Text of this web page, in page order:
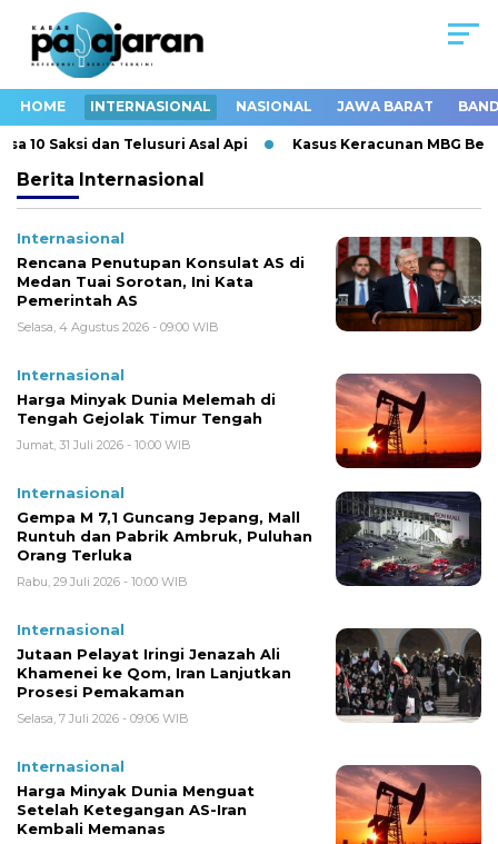
HOME INTERNASIONAL NASIONAL JAWA BARAT
Saksi dan Telusuri Asal Api Kasus Keracunan MBG
Berita Internasional
Internasional
Rencana Penutupan Konsulat AS di
Medan Tuai Sorotan, Ini Kata
Pemerintah AS
Selasa, 4 Agustus 2026 - 09:00 WIB
Internasional
Harga Minyak Dunia Melemah di
Tengah Gejolak Timur Tengah
Jumat, 31 Juli 2026 - 10:00 WIB
Internasional
Gempa M 7,1 Guncang Jepang, Mall
Runtuh dan Pabrik Ambruk, Puluhan
Orang Terluka
Rabu, 29 Juli 2026 - 10:00 WIB
Internasional
Jutaan Pelayat Iringi Jenazah Ali
Khamenei ke Qom, Iran Lanjutkan
Prosesi Pemakaman
Selasa, 7 Juli 2026 - 09:06 WIB
Internasional
Harga Minyak Dunia Menguat
Setelah Ketegangan AS-Iran
Kembali Memanas